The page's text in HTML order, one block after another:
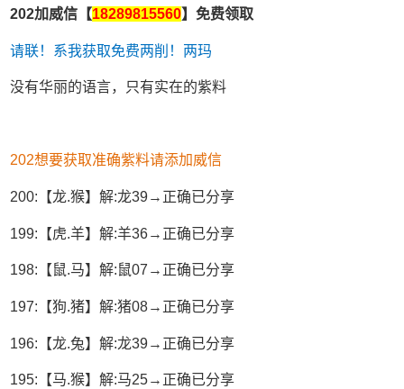
202加威信【18289815560】免费领取
请联！系我获取免费两削！两玛
没有华丽的语言，只有实在的紫料
202想要获取准确紫料请添加威信
200:【龙.猴】解:龙39→正确已分享
199:【虎.羊】解:羊36→正确已分享
198:【鼠.马】解:鼠07→正确已分享
197:【狗.猪】解:猪08→正确已分享
196:【龙.兔】解:龙39→正确已分享
195:【马.猴】解:马25→正确已分享